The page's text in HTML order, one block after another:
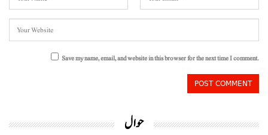
Save my name, email, and website in this browser for the next time I comment.
حوال